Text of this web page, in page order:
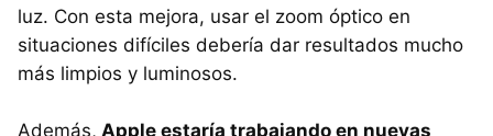
luz. Con esta mejora, usar el zoom óptico en
situaciones difíciles debería dar resultados mucho
más limpios y luminosos.
Además, Apple estaría trabajando en nuevas